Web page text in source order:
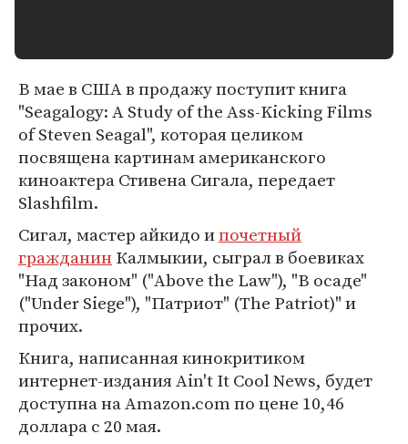
В мае в США в продажу поступит книга
"Seagalogy: A Study of the Ass-Kicking Films
of Steven Seagal", которая целиком
посвящена картинам американского
киноактера Стивена Сигала, передает
Slashfilm.
Сигал, мастер айкидо ипочетный
гражданинКалмыкии, сыграл в боевиках
"Над законом" ("Above the Law"), "В осаде"
("Under Siege"), "Патриот" (The Patriot)" и
прочих.
Книга, написанная кинокритиком
интернет-издания Ain't It Cool News, будет
доступна на Amazon.com по цене 10,46
доллара с 20 мая.